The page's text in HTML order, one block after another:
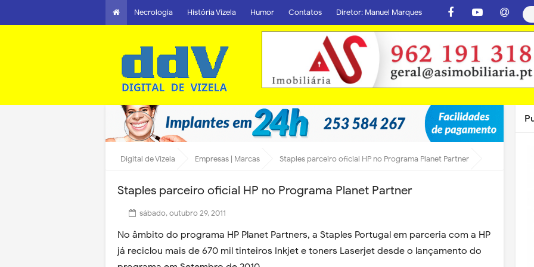
Necrologia História Vizela Humor Contatos Diretor: Manuel Marques
Digital de Vizela Empresas | Marcas Staples parceiro oficial HP no Programa Planet Partner
Staples parceiro oficial HP no Programa Planet Partner
sábado, outubro 29, 2011
No âmbito do programa HP Planet Partners, a Staples Portugal em parceria com a HP
já reciclou mais de 670 mil tinteiros Inkjet e toners Laserjet desde o lançamento do